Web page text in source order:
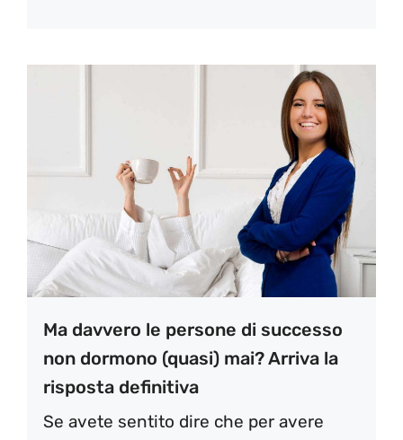
Ma davvero le persone di successo
non dormono (quasi) mai? Arriva la
risposta definitiva
Se avete sentito dire che per avere